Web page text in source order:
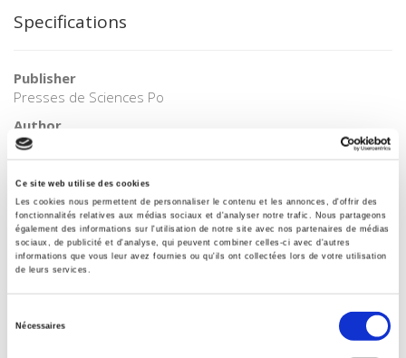
Ce site web utilise des cookies
Les cookies nous permettent de personnaliser le contenu et les annonces, d'offrir des
fonctionnalités relatives aux médias sociaux et d'analyser notre trafic. Nous partageons
également des informations sur l'utilisation de notre site avec nos partenaires de médias
sociaux, de publicité et d'analyse, qui peuvent combiner celles-ci avec d'autres
informations que vous leur avez fournies ou qu'ils ont collectées lors de votre utilisation
de leurs services.
Nécessaires
Specifications
Publisher
Presses de Sciences Po
Author
Groupe international de politique économique de l'OFCE
French
Publisher Category
>Political Economics> Employment
Publisher Category
POL000000 POLITICAL SCIENCE